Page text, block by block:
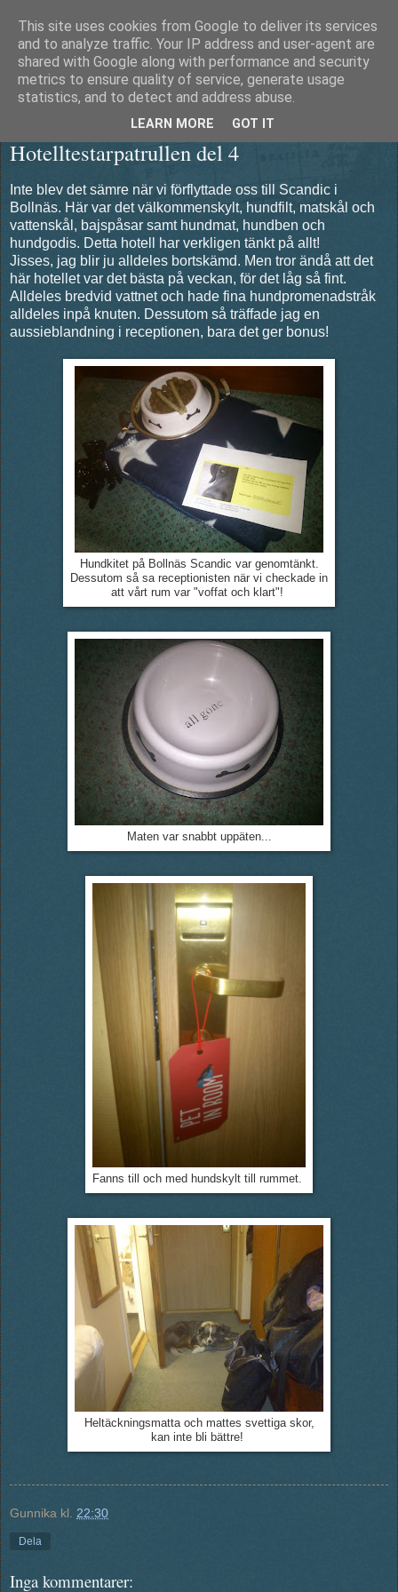
Äventyrshunden Diesel
Hotelltestarpatrullen del 4
Inte blev det sämre när vi förflyttade oss till Scandic i
Bollnäs. Här var det välkommenskylt, hundfilt, matskål och
vattenskål, bajspåsar samt hundmat, hundben och
hundgodis. Detta hotell har verkligen tänkt på allt!
Jisses, jag blir ju alldeles bortskämd. Men tror ändå att det
här hotellet var det bästa på veckan, för det låg så fint.
Alldeles bredvid vattnet och hade fina hundpromenadstråk
alldeles inpå knuten. Dessutom så träffade jag en
aussieblandning i receptionen, bara det ger bonus!
Hundkitet på Bollnäs Scandic var genomtänkt.
Dessutom så sa receptionisten när vi checkade in
att vårt rum var "voffat och klart"!
Maten var snabbt uppäten...
Fanns till och med hundskylt till rummet.
Heltäckningsmatta och mattes svettiga skor,
kan inte bli bättre!
Gunnika kl. 22:30
Dela
Inga kommentarer:
This site uses cookies from Google to deliver its services
and to analyze traffic. Your IP address and user-agent are
shared with Google along with performance and security
metrics to ensure quality of service, generate usage
statistics, and to detect and address abuse.
LEARN MORE GOT IT